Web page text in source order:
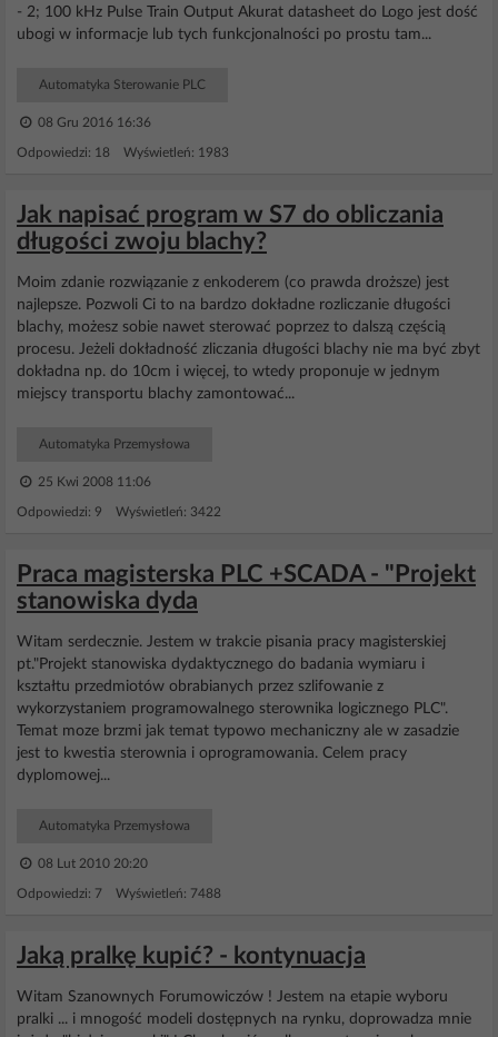
- 2; 100 kHz Pulse Train Output Akurat datasheet do Logo jest dość
ubogi w informacje lub tych funkcjonalności po prostu tam...
Automatyka Sterowanie PLC
08 Gru 2016 16:36
Odpowiedzi: 18 Wyświetleń: 1983
Jak napisać program w S7 do obliczania
długości zwoju blachy?
Moim zdanie rozwiązanie z enkoderem (co prawda droższe) jest
najlepsze. Pozwoli Ci to na bardzo dokładne rozliczanie długości
blachy, możesz sobie nawet sterować poprzez to dalszą częścią
procesu. Jeżeli dokładność zliczania długości blachy nie ma być zbyt
dokładna np. do 10cm i więcej, to wtedy proponuje w jednym
miejscy transportu blachy zamontować...
Automatyka Przemysłowa
25 Kwi 2008 11:06
Odpowiedzi: 9 Wyświetleń: 3422
Praca magisterska PLC +SCADA - "Projekt
stanowiska dyda
Witam serdecznie. Jestem w trakcie pisania pracy magisterskiej
pt."Projekt stanowiska dydaktycznego do badania wymiaru i
kształtu przedmiotów obrabianych przez szlifowanie z
wykorzystaniem programowalnego sterownika logicznego PLC".
Temat moze brzmi jak temat typowo mechaniczny ale w zasadzie
jest to kwestia sterownia i oprogramowania. Celem pracy
dyplomowej...
Automatyka Przemysłowa
08 Lut 2010 20:20
Odpowiedzi: 7 Wyświetleń: 7488
Jaką pralkę kupić? - kontynuacja
Witam Szanownych Forumowiczów ! Jestem na etapie wyboru
pralki ... i mnogość modeli dostępnych na rynku, doprowadza mnie